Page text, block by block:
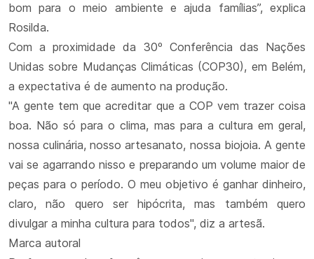
bom para o meio ambiente e ajuda famílias”, explica
Rosilda.
Com a proximidade da 30º Conferência das Nações
Unidas sobre Mudanças Climáticas (COP30), em Belém,
a expectativa é de aumento na produção.
"A gente tem que acreditar que a COP vem trazer coisa
boa. Não só para o clima, mas para a cultura em geral,
nossa culinária, nosso artesanato, nossa biojoia. A gente
vai se agarrando nisso e preparando um volume maior de
peças para o período. O meu objetivo é ganhar dinheiro,
claro, não quero ser hipócrita, mas também quero
divulgar a minha cultura para todos", diz a artesã.
Marca autoral